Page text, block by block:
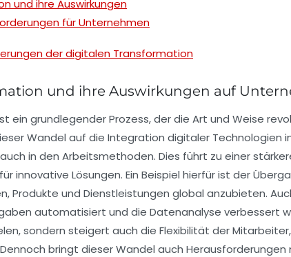
und ihre Auswirkungen
für Unternehmen
der digitalen Transformation
und ihre Auswirkungen auf
ein grundlegender Prozess, der die Art und Weise
Wandel auf die Integration digitaler Technologien
in den Arbeitsmethoden. Dies führt zu einer
innovative Lösungen. Ein Beispiel hierfür ist der
Produkte und Dienstleistungen global anzubieten.
automatisiert und die Datenanalyse verbessert
sondern steigert auch die Flexibilität der
bringt dieser Wandel auch Herausforderungen